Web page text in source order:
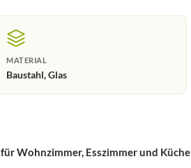
MATERIAL
Baustahl, Glas
Wohnzimmer, Esszimmer und Küche